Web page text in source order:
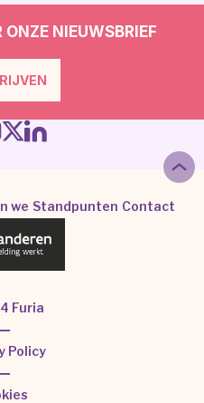
NIEUWSBRIEF
we Standpunten Contact
Furia
Policy